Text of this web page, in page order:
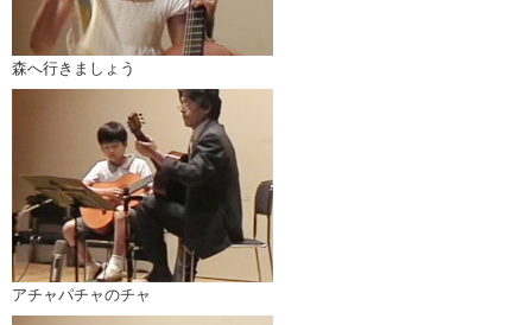
森へ行きましょう
アチャパチャのチャ